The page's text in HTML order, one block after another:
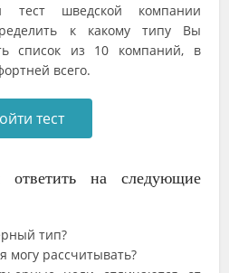
тест шведской компании
к какому типу Вы
список из 10 компаний, в
всего.
тест
на следующие
тип?
могу рассчитывать?